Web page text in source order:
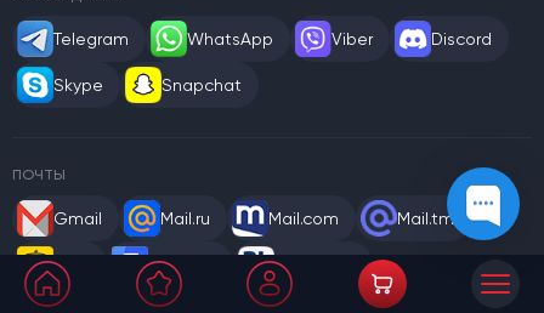
Telegram WhatsApp Viber Discord
Skype Snapchat
ПОЧТЫ
Gmail Mail.ru Mail.com Mail.tm
WEB Rambler Gazeta.pl